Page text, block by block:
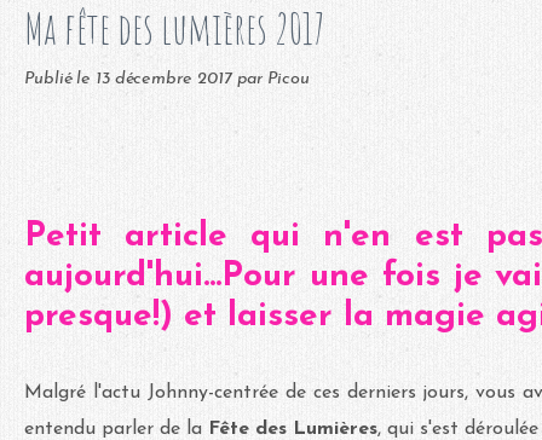
Ma fête des lumières 2017
Publié le 13 décembre 2017 par Picou
Petit article qui n'en est
aujourd'hui...Pour une fois je
presque!) et laisser la magie
Malgré l'actu Johnny-centrée de ces derniers jours, vous
entendu parler de la Fête des Lumières, qui s'est